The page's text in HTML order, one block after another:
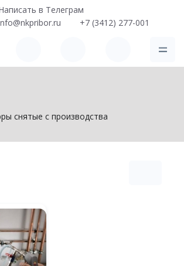
в Телеграм
+7 (3412) 277-001
снятые с производства